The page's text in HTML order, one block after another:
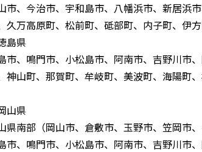
市、今治市、宇和島市、八幡浜市、新居浜
久万高原町、松前町、砥部町、内子町、伊
島県
市、鳴門市、小松島市、阿南市、吉野川市
神山町、那賀町、牟岐町、美波町、海陽町
山県
県南部（岡山市、倉敷市、玉野市、笠岡市
市、鳴門市、小松島市、阿南市、吉野川市